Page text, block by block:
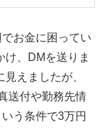
お金に困ってい
け、DMを送りま
えましたが、
送付や勤務先情
う条件で3万円